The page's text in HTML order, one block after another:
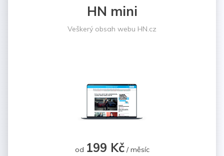
HN mini
Veškerý obsah webu HN.cz
od 199 Kč/ měsíc